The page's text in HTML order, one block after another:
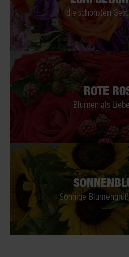
die schönsten
ROTE
Blumen als
Sonnige